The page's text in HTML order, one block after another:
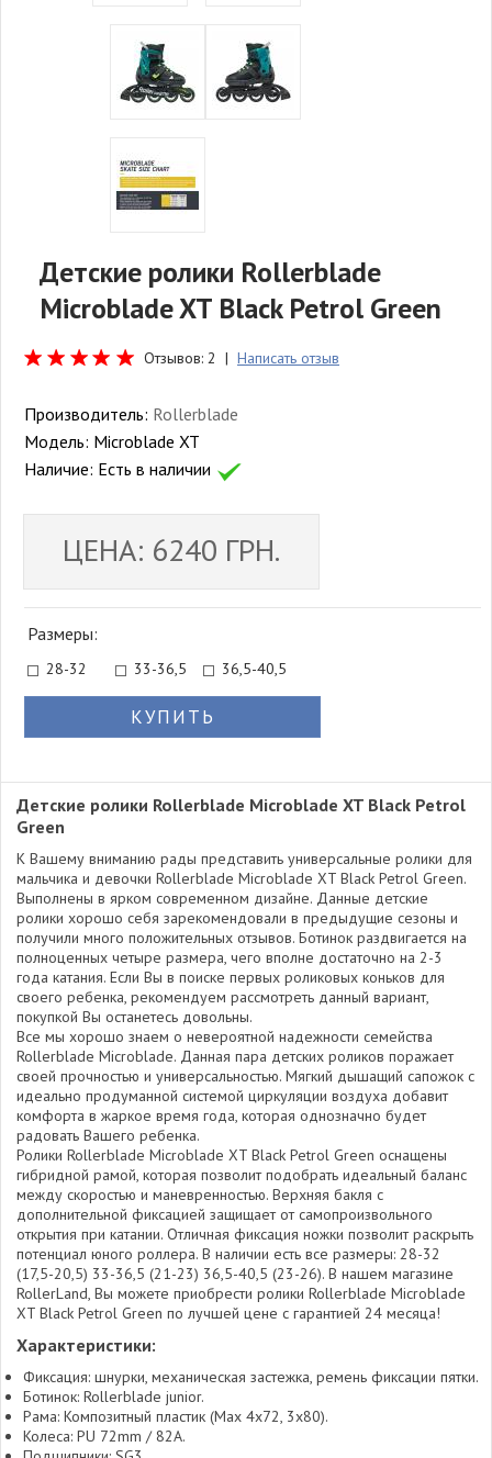
Детские ролики Rollerblade
Microblade XT Black Petrol Green
Отзывов: 2 | Написать отзыв
Производитель: Rollerblade
Модель: Microblade XT
Наличие: Есть в наличии
ЦЕНА: 6240 ГРН.
Размеры:
28-32 33-36,5 36,5-40,5
КУПИТЬ
Детские ролики Rollerblade Microblade XT Black Petrol
Green
К Вашему вниманию рады представить универсальные ролики для
мальчика и девочки Rollerblade Microblade XT Black Petrol Green.
Выполнены в ярком современном дизайне. Данные детские
ролики хорошо себя зарекомендовали в предыдущие сезоны и
получили много положительных отзывов. Ботинок раздвигается на
полноценных четыре размера, чего вполне достаточно на 2-3
года катания. Если Вы в поиске первых роликовых коньков для
своего ребенка, рекомендуем рассмотреть данный вариант,
покупкой Вы останетесь довольны.
Все мы хорошо знаем о невероятной надежности семейства
Rollerblade Microblade. Данная пара детских роликов поражает
своей прочностью и универсальностью. Мягкий дышащий сапожок с
идеально продуманной системой циркуляции воздуха добавит
комфорта в жаркое время года, которая однозначно будет
радовать Вашего ребенка.
Ролики Rollerblade Microblade XT Black Petrol Green оснащены
гибридной рамой, которая позволит подобрать идеальный баланс
между скоростью и маневренностью. Верхняя бакля с
дополнительной фиксацией защищает от самопроизвольного
открытия при катании. Отличная фиксация ножки позволит раскрыть
потенциал юного роллера. В наличии есть все размеры: 28-32
(17,5-20,5) 33-36,5 (21-23) 36,5-40,5 (23-26). В нашем магазине
RollerLand, Вы можете приобрести ролики Rollerblade Microblade
XT Black Petrol Green по лучшей цене с гарантией 24 месяца!
Характеристики:
Фиксация: шнурки, механическая застежка, ремень фиксации пятки.
Ботинок: Rollerblade junior.
Рама: Композитный пластик (Max 4x72, 3x80).
Колеса: PU 72mm / 82A.